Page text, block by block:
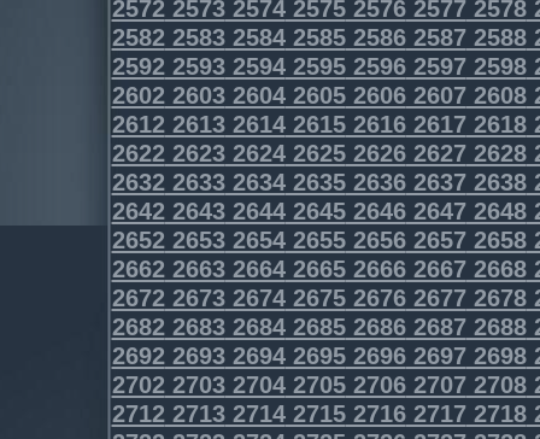
2572257325742575257625772578
2582258325842585258625872588
2592259325942595259625972598
2602260326042605260626072608
2612261326142615261626172618
2622262326242625262626272628
2632263326342635263626372638
2642264326442645264626472648
2652265326542655265626572658
2662266326642665266626672668
2672267326742675267626772678
2682268326842685268626872688
2692269326942695269626972698
2702270327042705270627072708
2712271327142715271627172718